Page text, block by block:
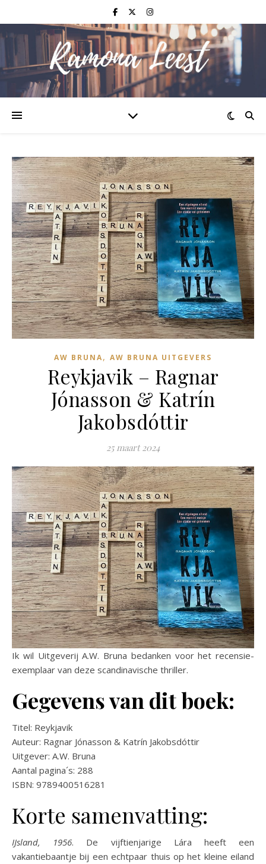
AW BRUNA, AW BRUNA UITGEVERS
Reykjavik – Ragnar
Jónasson & Katrín
Jakobsdóttir
25 maart 2024
Ik wil Uitgeverij A.W. Bruna bedanken voor het recensie-
exemplaar van deze scandinavische thriller.
Gegevens van dit boek:
Titel: Reykjavik
Auteur: Ragnar Jónasson & Katrín Jakobsdóttir
Uitgever: A.W. Bruna
Aantal pagina´s: 288
ISBN: 9789400516281
Korte samenvatting:
IJsland, 1956. De vijftienjarige Lára heeft een
vakantiebaantje bij een echtpaar thuis op het kleine eiland